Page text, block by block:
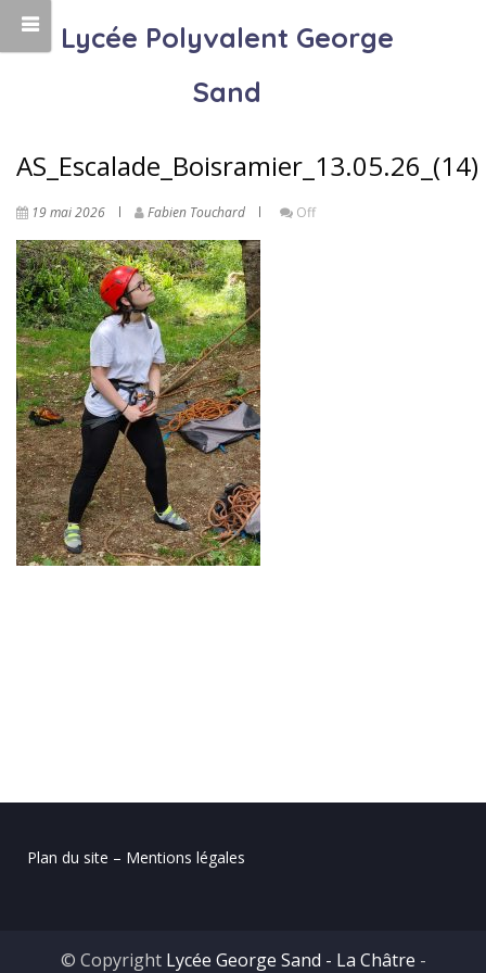
Lycée Polyvalent George
Sand
AS_Escalade_Boisramier_13.05.26_(14)
19 mai 2026 Fabien Touchard Off
Plan du site – Mentions légales
© Copyright Lycée George Sand - La Châtre -